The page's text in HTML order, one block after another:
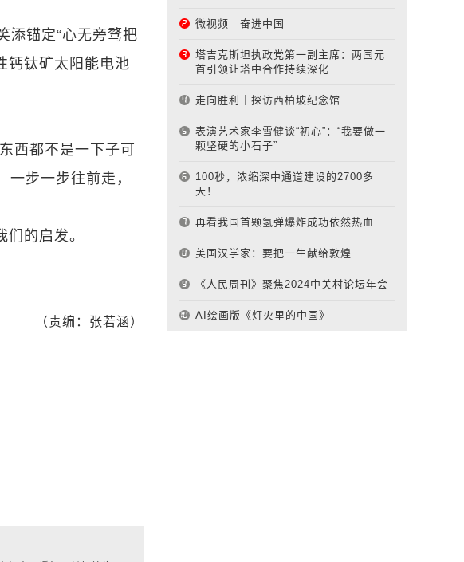
添锚定“心无旁骛把
钙钛矿太阳能电池
西都不是一下子可
步一步往前走，
的启发。
（责编：张若涵）
微视频｜奋进中国
塔吉克斯坦执政党第一副主席：两国元
首引领让塔中合作持续深化
走向胜利｜探访西柏坡纪念馆
表演艺术家李雪健谈“初心”：“我要做一
颗坚硬的小石子”
100秒，浓缩深中通道建设的2700多
天！
再看我国首颗氢弹爆炸成功依然热血
美国汉学家：要把一生献给敦煌
《人民周刊》聚焦2024中关村论坛年会
AI绘画版《灯火里的中国》